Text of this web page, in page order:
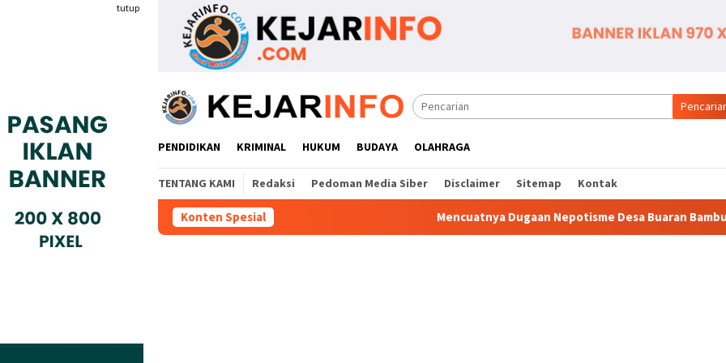
tutup
PENDIDIKAN KRIMINAL HUKUM BUDAYA OLAHRAGA
TENTANG KAMI Redaksi Pedoman Media Siber Disclaimer Sitemap Kontak
Konten Spesial Mencuatnya Dugaan Nepotisme Desa Buaran Bambu, JTR Minta DPMPD